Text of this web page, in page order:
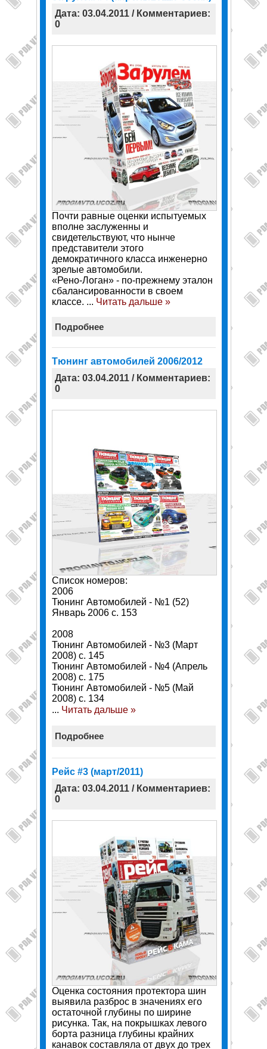
Дата: 03.04.2011 / Комментариев:
0
Почти равные оценки испытуемых
вполне заслуженны и
свидетельствуют, что нынче
представители этого
демократичного класса инженерно
зрелые автомобили.
«Рено-Логан» - по-прежнему эталон
сбалансированности в своем
классе. ... Читать дальше »
Подробнее
Тюнинг автомобилей 2006/2012
Дата: 03.04.2011 / Комментариев:
0
Cписок номеров:
2006
Тюнинг Автомобилей - №1 (52)
Январь 2006 c. 153
2008
Тюнинг Автомобилей - №3 (Март
2008) c. 145
Тюнинг Автомобилей - №4 (Апрель
2008) c. 175
Тюнинг Автомобилей - №5 (Май
2008) c. 134
... Читать дальше »
Подробнее
Рейс #3 (март/2011)
Дата: 03.04.2011 / Комментариев:
0
Оценка состояния протектора шин
выявила разброс в значениях его
остаточной глубины по ширине
рисунка. Так, на покрышках левого
борта разница глубины крайних
канавок составляла от двух до трех